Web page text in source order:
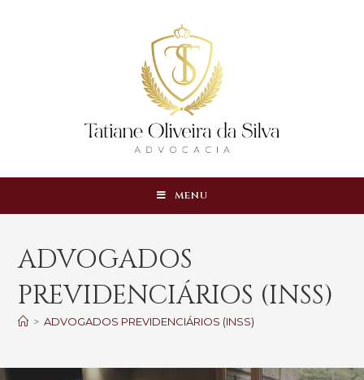
MENU
ADVOGADOS
PREVIDENCIÁRIOS (INSS)
> ADVOGADOS PREVIDENCIÁRIOS (INSS)